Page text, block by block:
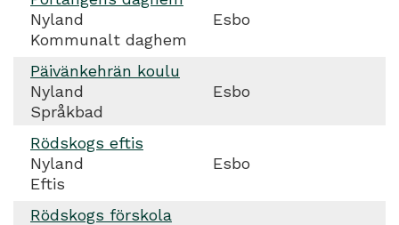
Nyland
Esbo
Kommunalt daghem
Päivänkehrän koulu
Nyland
Esbo
Språkbad
Rödskogs eftis
Nyland
Esbo
Eftis
Rödskogs förskola